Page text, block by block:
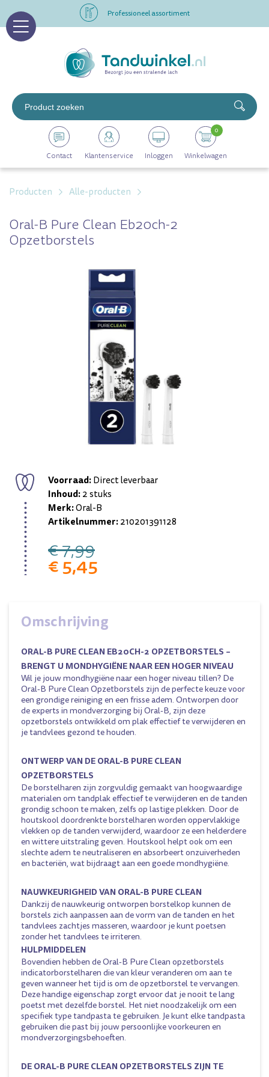
Professioneel assortiment
Op werkdagen voor 16.00 uur besteld, morgen in huis
Professioneel assortiment
Altijd op voorraad
Contact Klantenservice Inloggen Winkelwagen
0
Producten Alle-producten
Oral-B Pure Clean Eb20ch-2
Opzetborstels
Voorraad:Direct leverbaar
Inhoud:2 stuks
Merk:Oral-B
Artikelnummer:210201391128
€ 7,99
€ 5,45
Omschrijving
ORAL-B PURE CLEAN EB20CH-2 OPZETBORSTELS –
BRENGT U MONDHYGIËNE NAAR EEN HOGER NIVEAU
Wil je jouw mondhygiëne naar een hoger niveau tillen? De
Oral-B Pure Clean Opzetborstels zijn de perfecte keuze voor
een grondige reiniging en een frisse adem. Ontworpen door
de experts in mondverzorging bij Oral-B, zijn deze
opzetborstels ontwikkeld om plak effectief te verwijderen en
je tandvlees gezond te houden.
ONTWERP VAN DE ORAL-B PURE CLEAN
OPZETBORSTELS
De borstelharen zijn zorgvuldig gemaakt van hoogwaardige
materialen om tandplak effectief te verwijderen en de tanden
grondig schoon te maken, zelfs op lastige plekken. Door de
houtskool doordrenkte borstelharen worden oppervlakkige
vlekken op de tanden verwijderd, waardoor ze een helderdere
en wittere uitstraling geven. Houtskool helpt ook om een
slechte adem te neutraliseren en absorbeert onzuiverheden
en bacteriën, wat bijdraagt aan een goede mondhygiëne.
NAUWKEURIGHEID VAN ORAL-B PURE CLEAN
Dankzij de nauwkeurig ontworpen borstelkop kunnen de
borstels zich aanpassen aan de vorm van de tanden en het
tandvlees zachtjes masseren, waardoor je kunt poetsen
zonder het tandvlees te irriteren.
HULPMIDDELEN
Bovendien hebben de Oral-B Pure Clean opzetborstels
indicatorborstelharen die van kleur veranderen om aan te
geven wanneer het tijd is om de opzetborstel te vervangen.
Deze handige eigenschap zorgt ervoor dat je nooit te lang
poetst met dezelfde borstel. Het niet noodzakelijk om een
specifiek type tandpasta te gebruiken. Je kunt elke tandpasta
gebruiken die past bij jouw persoonlijke voorkeuren en
mondverzorgingsbehoeften.
DE ORAL-B PURE CLEAN OPZETBORSTELS ZIJN TE